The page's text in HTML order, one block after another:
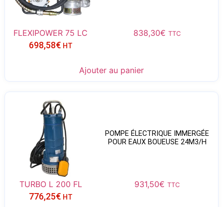
FLEXIPOWER 75 LC 838,30€ TTC
698,58€ HT
Ajouter au panier
POMPE ÉLECTRIQUE IMMERGÉE
POUR EAUX BOUEUSE 24M3/H
TURBO L 200 FL 931,50€ TTC
776,25€ HT